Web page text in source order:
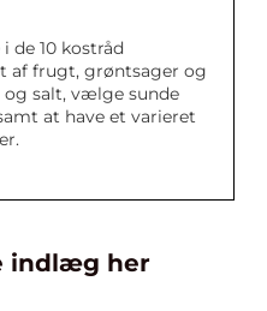
de 10 kostråd
af frugt, grøntsager og
og salt, vælge sunde
at have et varieret
indlæg her